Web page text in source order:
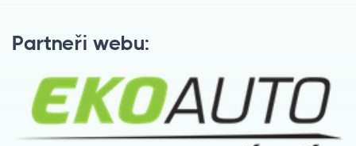
Partneři webu: